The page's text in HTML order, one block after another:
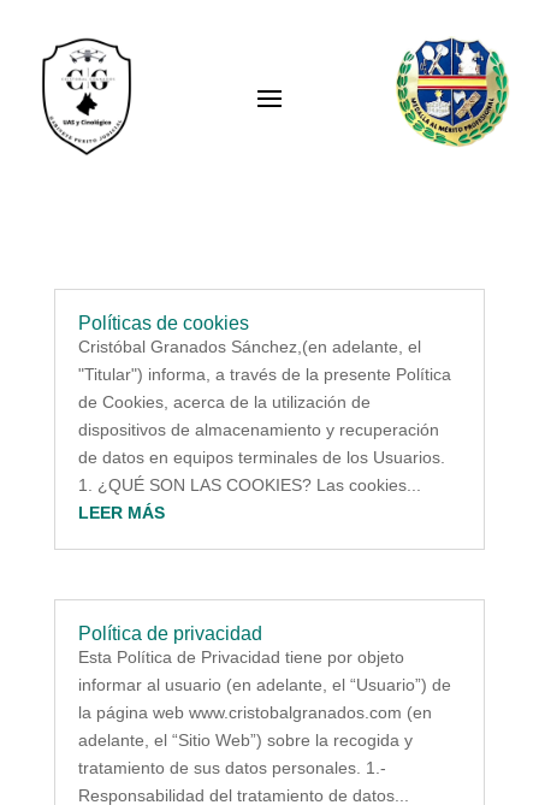
Políticas de cookies
Cristóbal Granados Sánchez,(en adelante, el
"Titular") informa, a través de la presente Política
de Cookies, acerca de la utilización de
dispositivos de almacenamiento y recuperación
de datos en equipos terminales de los Usuarios.
1. ¿QUÉ SON LAS COOKIES? Las cookies...
LEER MÁS
Política de privacidad
Esta Política de Privacidad tiene por objeto
informar al usuario (en adelante, el “Usuario”) de
la página web www.cristobalgranados.com (en
adelante, el “Sitio Web”) sobre la recogida y
tratamiento de sus datos personales. 1.-
Responsabilidad del tratamiento de datos...